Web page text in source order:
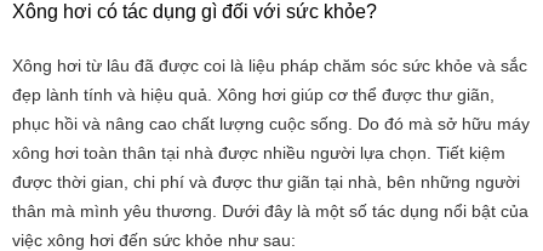
Xông hơi có tác dụng gì đối với sức khỏe?
Xông hơi từ lâu đã được coi là liệu pháp chăm sóc sức khỏe và sắc
đẹp lành tính và hiệu quả. Xông hơi giúp cơ thể được thư giãn,
phục hồi và nâng cao chất lượng cuộc sống. Do đó mà sở hữu máy
xông hơi toàn thân tại nhà được nhiều người lựa chọn. Tiết kiệm
được thời gian, chi phí và được thư giãn tại nhà, bên những người
thân mà mình yêu thương. Dưới đây là một số tác dụng nổi bật của
việc xông hơi đến sức khỏe như sau: